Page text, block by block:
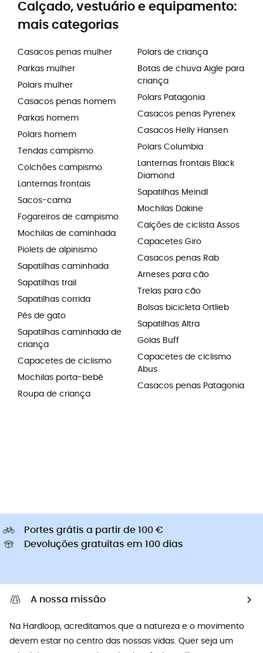
Calçado, vestuário e equipamento:
mais categorias
Casacos penas mulher
Parkas mulher
Polars mulher
Casacos penas homem
Parkas homem
Polars homem
Tendas campismo
Colchões campismo
Lanternas frontais
Sacos-cama
Fogareiros de campismo
Mochilas de caminhada
Piolets de alpinismo
Sapatilhas caminhada
Sapatilhas trail
Sapatilhas corrida
Pés de gato
Sapatilhas caminhada de
criança
Capacetes de ciclismo
Mochilas porta-bebé
Roupa de criança
Polars de criança
Botas de chuva Aigle para
criança
Polars Patagonia
Casacos penas Pyrenex
Casacos Helly Hansen
Polars Columbia
Lanternas frontais Black
Diamond
Sapatilhas Meindl
Mochilas Dakine
Calções de ciclista Assos
Capacetes Giro
Casacos penas Rab
Arneses para cão
Trelas para cão
Bolsas bicicleta Ortlieb
Sapatilhas Altra
Golas Buff
Capacetes de ciclismo
Abus
Casacos penas Patagonia
Portes grátis a partir de 100 €
Devoluções gratuitas em 100 dias
A nossa missão
Na Hardloop, acreditamos que a natureza e o movimento
devem estar no centro das nossas vidas. Quer seja um